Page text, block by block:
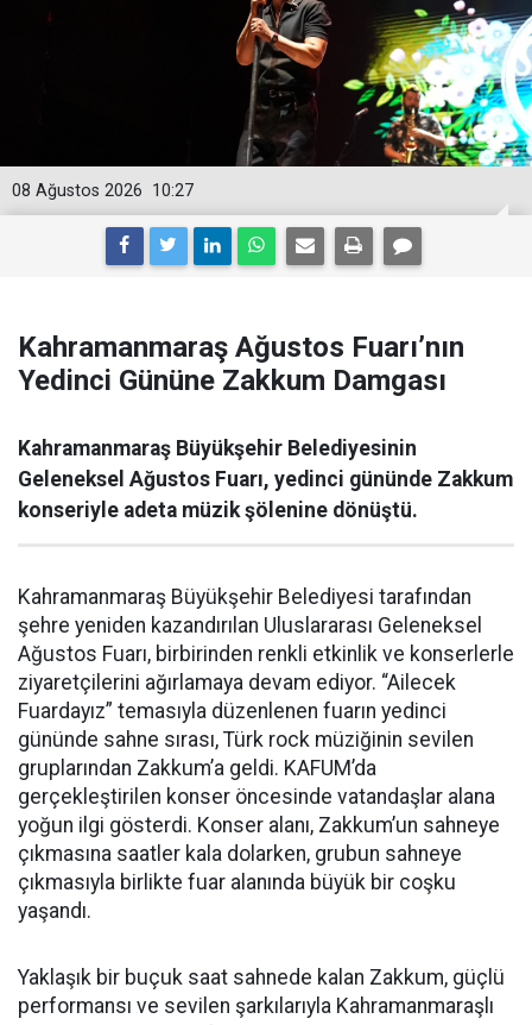
10:27
08 Ağustos 2026
Kahramanmaraş Ağustos Fuarı’nın
Yedinci Gününe Zakkum Damgası
Kahramanmaraş Büyükşehir Belediyesinin
Geleneksel Ağustos Fuarı, yedinci gününde Zakkum
konseriyle adeta müzik şölenine dönüştü.
Kahramanmaraş Büyükşehir Belediyesi tarafından
şehre yeniden kazandırılan Uluslararası Geleneksel
Ağustos Fuarı, birbirinden renkli etkinlik ve konserlerle
ziyaretçilerini ağırlamaya devam ediyor. “Ailecek
Fuardayız” temasıyla düzenlenen fuarın yedinci
gününde sahne sırası, Türk rock müziğinin sevilen
gruplarından Zakkum’a geldi. KAFUM’da
gerçekleştirilen konser öncesinde vatandaşlar alana
yoğun ilgi gösterdi. Konser alanı, Zakkum’un sahneye
çıkmasına saatler kala dolarken, grubun sahneye
çıkmasıyla birlikte fuar alanında büyük bir coşku
yaşandı.
Yaklaşık bir buçuk saat sahnede kalan Zakkum, güçlü
performansı ve sevilen şarkılarıyla Kahramanmaraşlı